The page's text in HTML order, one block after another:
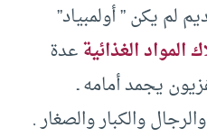
لم يكن ” أولمبياد”
المواد الغذائيةعدة
يجمد أمامه ـ
والكبار والصغار .